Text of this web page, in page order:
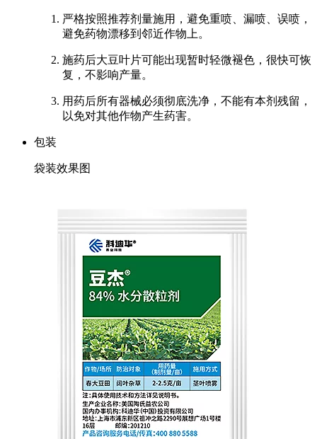
严格按照推荐剂量施用，避免重喷、漏喷、误喷，
避免药物漂移到邻近作物上。
施药后大豆叶片可能出现暂时轻微褪色，很快可恢
复，不影响产量。
用药后所有器械必须彻底洗净，不能有本剂残留，
以免对其他作物产生药害。
包装
袋装效果图